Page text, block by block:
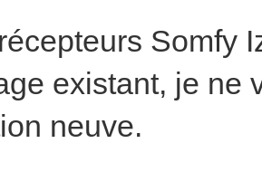
Somfy
existant, je ne
neuve.